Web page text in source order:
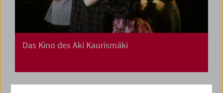
Das Kino des Aki Kaurismäki